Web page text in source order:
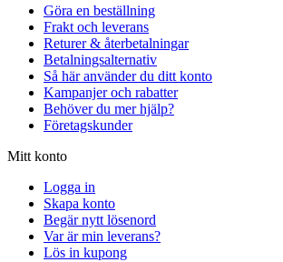
Göra en beställning
Frakt och leverans
Returer & återbetalningar
Betalningsalternativ
Så här använder du ditt konto
Kampanjer och rabatter
Behöver du mer hjälp?
Företagskunder
Mitt konto
Logga in
Skapa konto
Begär nytt lösenord
Var är min leverans?
Lös in kupong